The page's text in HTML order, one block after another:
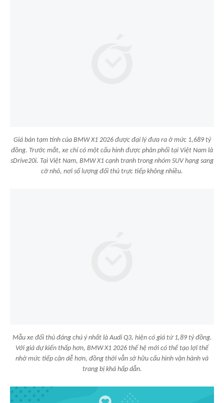
Giá bán tạm tính của BMW X1 2026 được đại lý đưa ra ở mức 1,689 tỷ
đồng. Trước mắt, xe chỉ có một cấu hình được phân phối tại Việt Nam là
sDrive20i. Tại Việt Nam, BMW X1 cạnh tranh trong nhóm SUV hạng sang
cỡ nhỏ, nơi số lượng đối thủ trực tiếp không nhiều.
Mẫu xe đối thủ đáng chú ý nhất là Audi Q3, hiện có giá từ 1,89 tỷ đồng.
Với giá dự kiến thấp hơn, BMW X1 2026 thế hệ mới có thể tạo lợi thế
nhờ mức tiếp cận dễ hơn, đồng thời vẫn sở hữu cấu hình vận hành và
trang bị khá hấp dẫn.